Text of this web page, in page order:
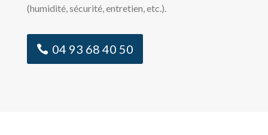
(humidité, sécurité, entretien, etc.).
04 93 68 40 50